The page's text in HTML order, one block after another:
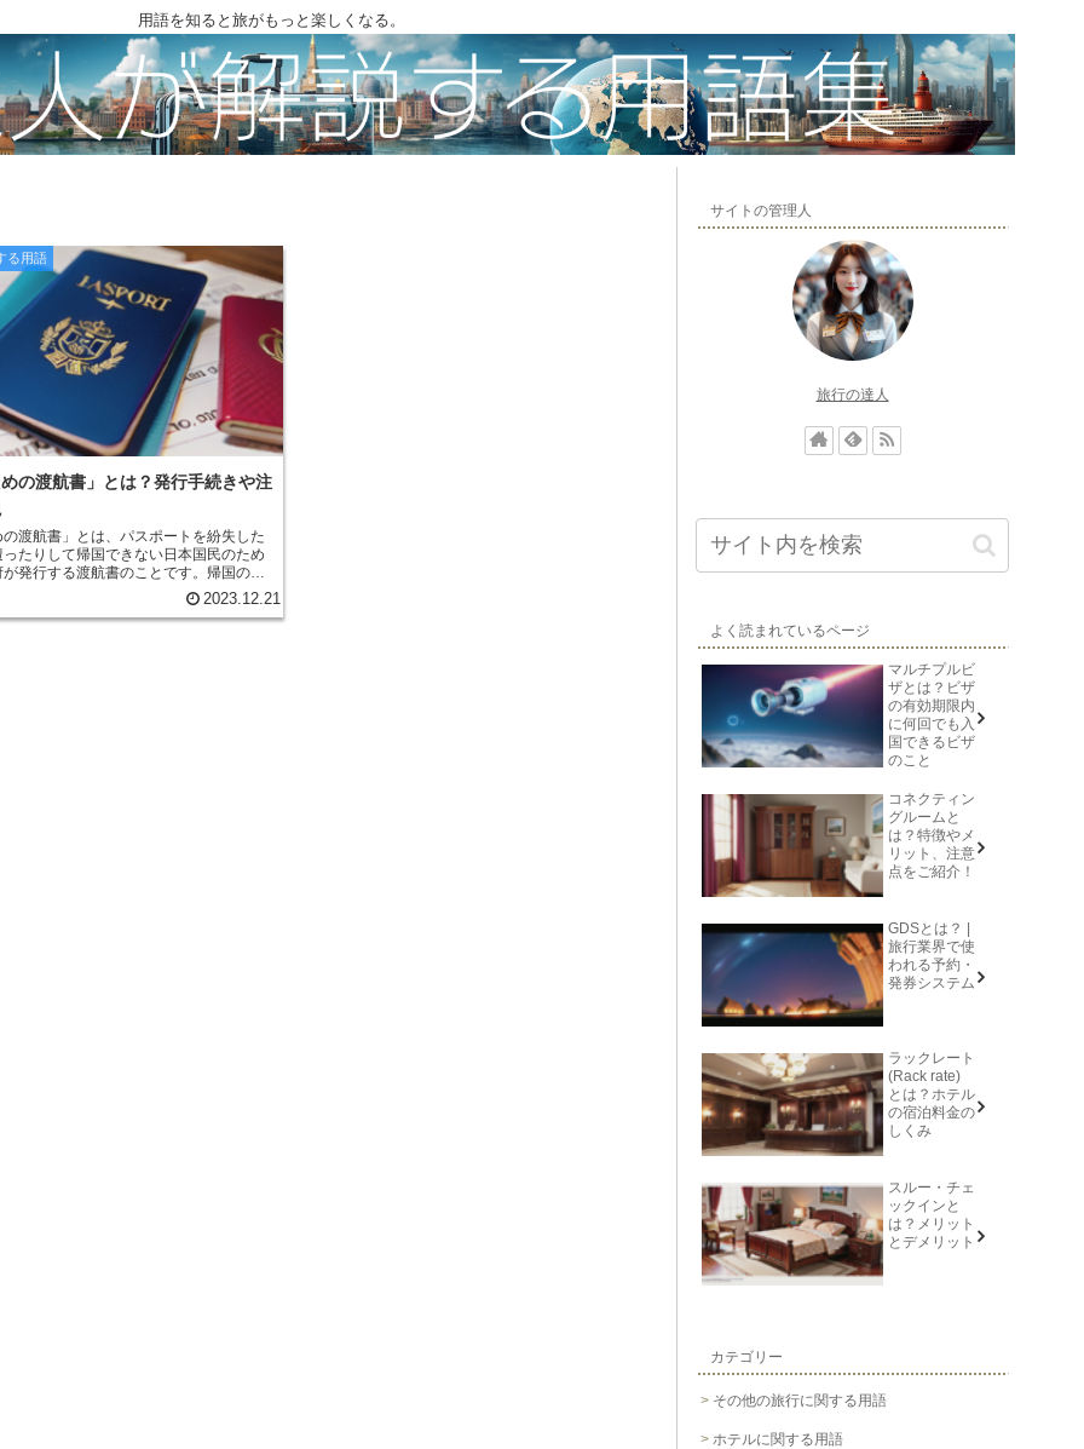
用語を知ると旅がもっと楽しくなる。
る用語
めの渡航書」とは？発行手続きや注
の渡航書」とは、パスポートを紛失した
ったりして帰国できない日本国民のため
発行する渡航書のことです。帰国のた
、パスポートと同様、身分証明書や渡航
使用することができます。 帰国のための
大使館や総領事館で発行することがで
2023.12.21
サイトの管理人
旅行の達人
よく読まれているページ
マルチプルビ
ザとは？ビザ
の有効期限内
に何回でも入
国できるビザ
のこと
コネクティン
グルームと
は？特徴やメ
リット、注意
点をご紹介！
GDSとは？ |
旅行業界で使
われる予約・
発券システム
ラックレート
(Rack rate)
とは？ホテル
の宿泊料金の
しくみ
スルー・チェ
ックインと
は？メリット
とデメリット
カテゴリー
その他の旅行に関する用語
ホテルに関する用語